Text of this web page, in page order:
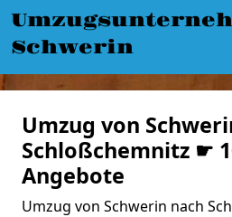
Schwerin
Umzug von
Schloßchemnitz ☛
Angebote
Umzug von Schwerin nach